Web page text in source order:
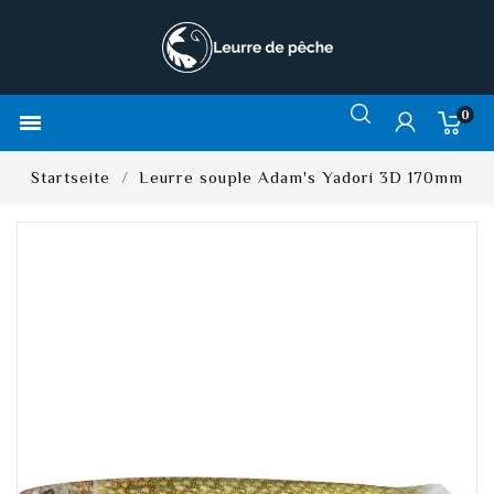
 0
Startseite Leurre souple Adam's Yadori 3D 170mm